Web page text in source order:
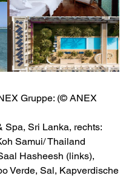
Gruppe: (© ANEX
Spa, Sri Lanka, rechts:
Samui/ Thailand
Hasheesh (links),
Verde, Sal, Kapverdische